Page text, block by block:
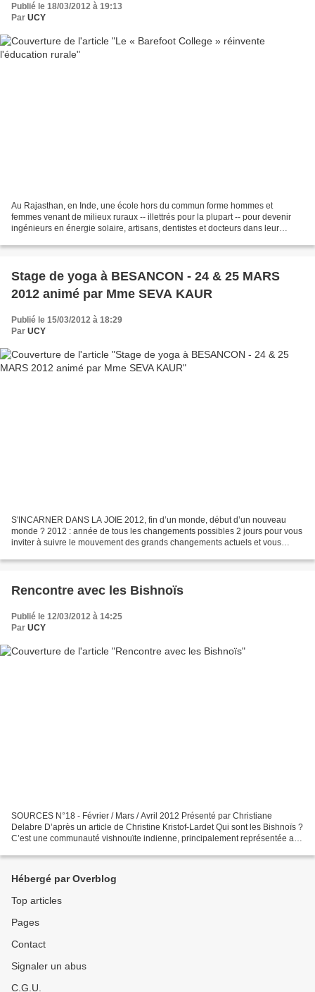
Publié le 18/03/2012 à 19:13
Par UCY
Au Rajasthan, en Inde, une école hors du commun forme hommes et
femmes venant de milieux ruraux -- illettrés pour la plupart -- pour devenir
ingénieurs en énergie solaire, artisans, dentistes et docteurs dans leur
Stage de yoga à BESANCON - 24 & 25 MARS
2012 animé par Mme SEVA KAUR
Publié le 15/03/2012 à 18:29
Par UCY
S'INCARNER DANS LA JOIE 2012, fin d’un monde, début d’un nouveau
monde ? 2012 : année de tous les changements possibles 2 jours pour vous
inviter à suivre le mouvement des grands changements actuels et vous
Rencontre avec les Bishnoïs
Publié le 12/03/2012 à 14:25
Par UCY
SOURCES N°18 - Février / Mars / Avril 2012 Présenté par Christiane
Delabre D’après un article de Christine Kristof-Lardet Qui sont les Bishnoïs ?
C’est une communauté vishnouïte indienne, principalement représentée au
Hébergé par Overblog
Top articles
Pages
Contact
Signaler un abus
C.G.U.